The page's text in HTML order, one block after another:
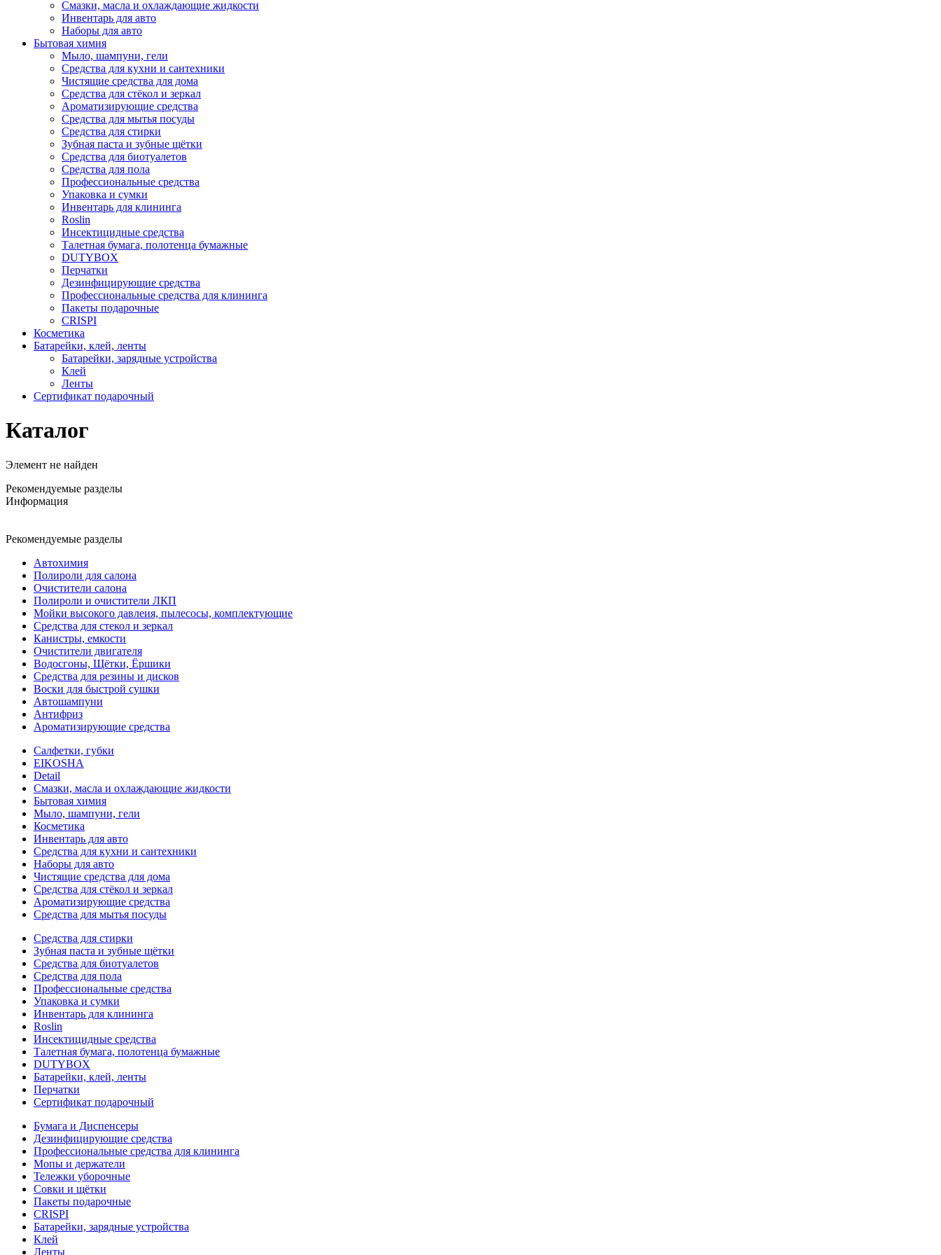
Смазки, масла и охлаждающие жидкости
Инвентарь для авто
Наборы для авто
Бытовая химия
Мыло, шампуни, гели
Средства для кухни и сантехники
Чистящие средства для дома
Средства для стёкол и зеркал
Ароматизирующие средства
Средства для мытья посуды
Средства для стирки
Зубная паста и зубные щётки
Средства для биотуалетов
Средства для пола
Профессиональные средства
Упаковка и сумки
Инвентарь для клининга
Roslin
Инсектицидные средства
Талетная бумага, полотенца бумажные
DUTYBOX
Перчатки
Дезинфицирующие средства
Профессиональные средства для клининга
Пакеты подарочные
CRISPI
Косметика
Батарейки, клей, ленты
Батарейки, зарядные устройства
Клей
Ленты
Сертификат подарочный
Каталог
Элемент не найден
Рекомендуемые разделы
Информация
Рекомендуемые разделы
Автохимия
Полироли для салона
Очистители салона
Полироли и очистители ЛКП
Мойки высокого давлеия, пылесосы, комплектующие
Средства для стекол и зеркал
Канистры, емкости
Очистители двигателя
Водосгоны, Щётки, Ёршики
Средства для резины и дисков
Воски для быстрой сушки
Автошампуни
Антифриз
Ароматизирующие средства
Салфетки, губки
EIKOSHA
Detail
Смазки, масла и охлаждающие жидкости
Бытовая химия
Мыло, шампуни, гели
Косметика
Инвентарь для авто
Средства для кухни и сантехники
Наборы для авто
Чистящие средства для дома
Средства для стёкол и зеркал
Ароматизирующие средства
Средства для мытья посуды
Средства для стирки
Зубная паста и зубные щётки
Средства для биотуалетов
Средства для пола
Профессиональные средства
Упаковка и сумки
Инвентарь для клининга
Roslin
Инсектицидные средства
Талетная бумага, полотенца бумажные
DUTYBOX
Батарейки, клей, ленты
Перчатки
Сертификат подарочный
Бумага и Диспенсеры
Дезинфицирующие средства
Профессиональные средства для клининга
Мопы и держатели
Тележки уборочные
Совки и щётки
Пакеты подарочные
CRISPI
Батарейки, зарядные устройства
Клей
Ленты